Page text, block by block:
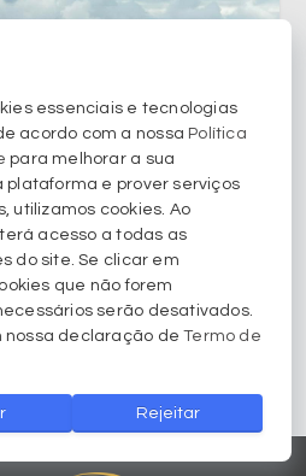
e mira vaga na Copa do Brasil
essenciais e tecnologias
acordo com a nossa Política
para melhorar a sua
plataforma e prover serviços
utilizamos cookies. Ao
acesso a todas as
do site. Se clicar em
que não forem
serão desativados.
nossa declaração deTermo de
Rejeitar